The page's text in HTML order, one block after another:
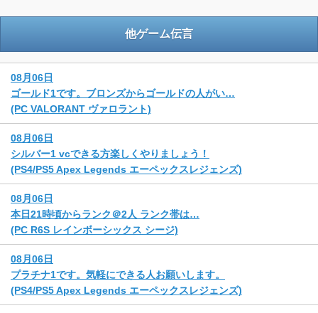
他ゲーム伝言
08月06日
ゴールド1です。ブロンズからゴールドの人がい…
(PC VALORANT ヴァロラント)
08月06日
シルバー1 vcできる方楽しくやりましょう！
(PS4/PS5 Apex Legends エーペックスレジェンズ)
08月06日
本日21時頃からランク＠2人 ランク帯は…
(PC R6S レインボーシックス シージ)
08月06日
プラチナ1です。気軽にできる人お願いします。
(PS4/PS5 Apex Legends エーペックスレジェンズ)